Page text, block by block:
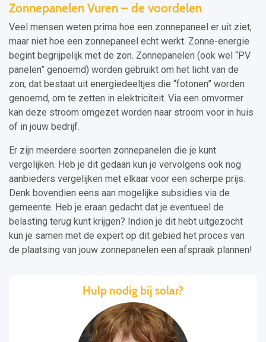
Zonnepanelen Vuren – de voordelen
Veel mensen weten prima hoe een zonnepaneel er uit ziet,
maar niet hoe een zonnepaneel echt werkt. Zonne-energie
begint begrijpelijk met de zon. Zonnepanelen (ook wel “PV
panelen” genoemd) worden gebruikt om het licht van de
zon, dat bestaat uit energiedeeltjes die “fotonen” worden
genoemd, om te zetten in elektriciteit. Via een omvormer
kan deze stroom omgezet worden naar stroom voor in huis
of in jouw bedrijf.
Er zijn meerdere soorten zonnepanelen die je kunt
vergelijken. Heb je dit gedaan kun je vervolgens ook nog
aanbieders vergelijken met elkaar voor een scherpe prijs.
Denk bovendien eens aan mogelijke subsidies via de
gemeente. Heb je eraan gedacht dat je eventueel de
belasting terug kunt krijgen? Indien je dit hebt uitgezocht
kun je samen met de expert op dit gebied het proces van
de plaatsing van jouw zonnepanelen een afspraak plannen!
Hulp nodig bij solar?